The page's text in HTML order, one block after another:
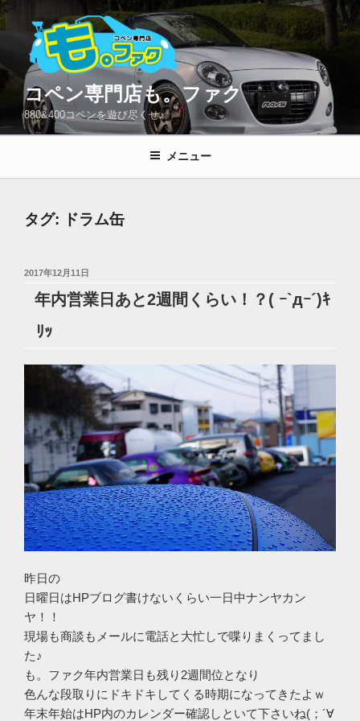
コ
ン
ン
ス
プ
コペン専門店も。ファク
880&400コペンを遊び尽くせ♪
メニュー
タグ: ドラム缶
投
日:
2017年12月11日
年内営業日あと2週間くらい！？( ｰ`дｰ´)ｷ
ﾘｯ
昨日の
日曜日はHPブログ書けないくらい一日中ナンヤカン
ヤ！！
現場も商談もメールに電話と大忙しで喋りまくってまし
た♪
も。ファク年内営業日も残り2週間位となり
色んな段取りにドキドキしてくる時期になってきたよｗ
年末年始はHP内のカレンダー確認しといて下さいね(；´∀